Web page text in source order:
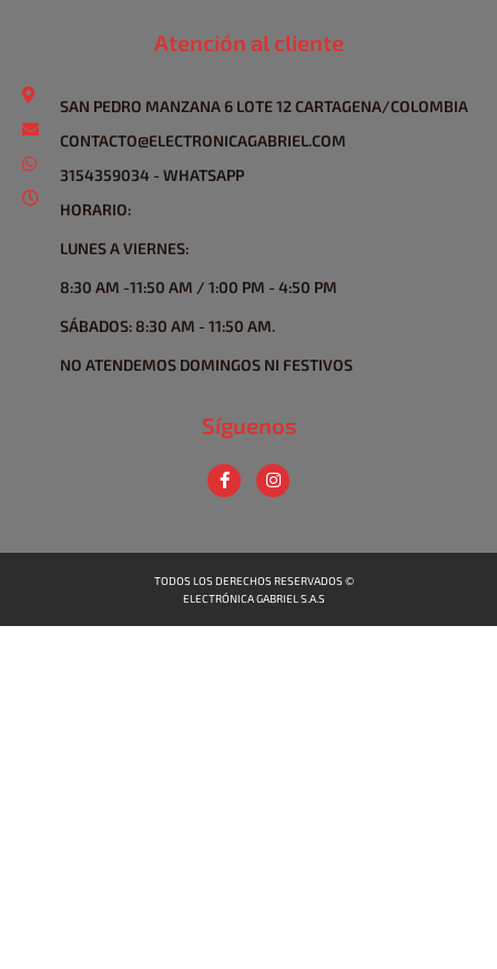
Atención al cliente
SAN PEDRO MANZANA 6 LOTE 12 CARTAGENA/COLOMBIA
CONTACTO@ELECTRONICAGABRIEL.COM
3154359034 - WHATSAPP
HORARIO:
LUNES A VIERNES:
8:30 AM -11:50 AM / 1:00 PM - 4:50 PM
SÁBADOS: 8:30 AM - 11:50 AM.
NO ATENDEMOS DOMINGOS NI FESTIVOS
Síguenos
TODOS LOS DERECHOS RESERVADOS ©
ELECTRÓNICA GABRIEL S.A.S